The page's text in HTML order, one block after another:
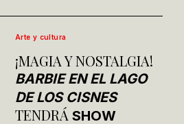
Arte y cultura
¡MAGIA Y NOSTALGIA!
BARBIE EN EL LAGO
DE LOS CISNES
TENDRÁ SHOW